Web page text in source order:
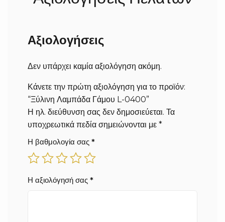
Αξιολογήσεις
Δεν υπάρχει καμία αξιολόγηση ακόμη.
Κάνετε την πρώτη αξιολόγηση για το προϊόν:
“Ξύλινη Λαμπάδα Γάμου L-0400”
Η ηλ. διεύθυνση σας δεν δημοσιεύεται. Τα
υποχρεωτικά πεδία σημειώνονται με *
Η βαθμολογία σας *
Η αξιολόγησή σας *